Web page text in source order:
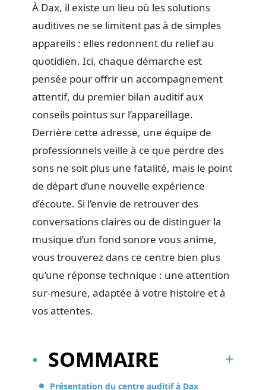
À Dax, il existe un lieu où les solutions
auditives ne se limitent pas à de simples
appareils : elles redonnent du relief au
quotidien. Ici, chaque démarche est
pensée pour offrir un accompagnement
attentif, du premier bilan auditif aux
conseils pointus sur l’appareillage.
Derrière cette adresse, une équipe de
professionnels veille à ce que perdre des
sons ne soit plus une fatalité, mais le point
de départ d’une nouvelle expérience
d’écoute. Si l’envie de retrouver des
conversations claires ou de distinguer la
musique d’un fond sonore vous anime,
vous trouverez dans ce centre bien plus
qu’une réponse technique : une attention
sur-mesure, adaptée à votre histoire et à
vos attentes.
SOMMAIRE
Présentation du centre auditif à Dax